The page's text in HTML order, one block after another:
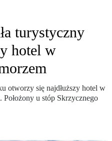
turystyczny
hotel w
otworzy się najdłuższy hotel w
u stóp Skrzycznego